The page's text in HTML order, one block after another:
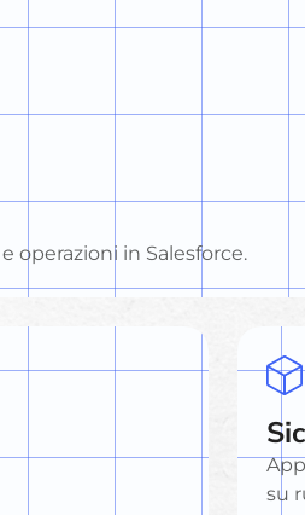
in Salesforce.
su